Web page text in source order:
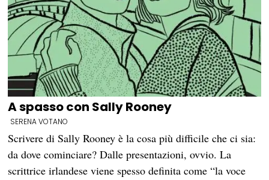
A spasso con Sally Rooney
SERENA VOTANO
Scrivere di Sally Rooney è la cosa più difficile che ci sia:
da dove cominciare? Dalle presentazioni, ovvio. La
scrittrice irlandese viene spesso definita come “la voce